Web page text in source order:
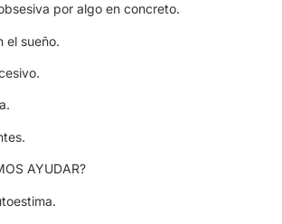
por algo en concreto.
el sueño.
AYUDAR?